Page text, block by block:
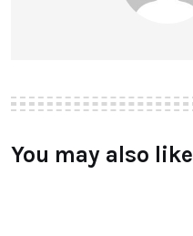
You may also like